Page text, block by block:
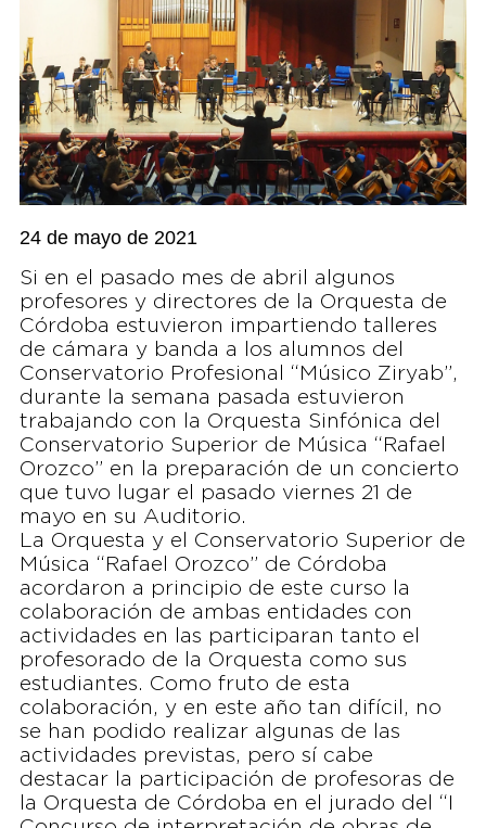
24 de mayo de 2021
Si en el pasado mes de abril algunos
profesores y directores de la Orquesta de
Córdoba estuvieron impartiendo talleres
de cámara y banda a los alumnos del
Conservatorio Profesional “Músico Ziryab”,
durante la semana pasada estuvieron
trabajando con la Orquesta Sinfónica del
Conservatorio Superior de Música “Rafael
Orozco” en la preparación de un concierto
que tuvo lugar el pasado viernes 21 de
mayo en su Auditorio.
La Orquesta y el Conservatorio Superior de
Música “Rafael Orozco” de Córdoba
acordaron a principio de este curso la
colaboración de ambas entidades con
actividades en las participaran tanto el
profesorado de la Orquesta como sus
estudiantes. Como fruto de esta
colaboración, y en este año tan difícil, no
se han podido realizar algunas de las
actividades previstas, pero sí cabe
destacar la participación de profesoras de
la Orquesta de Córdoba en el jurado del “I